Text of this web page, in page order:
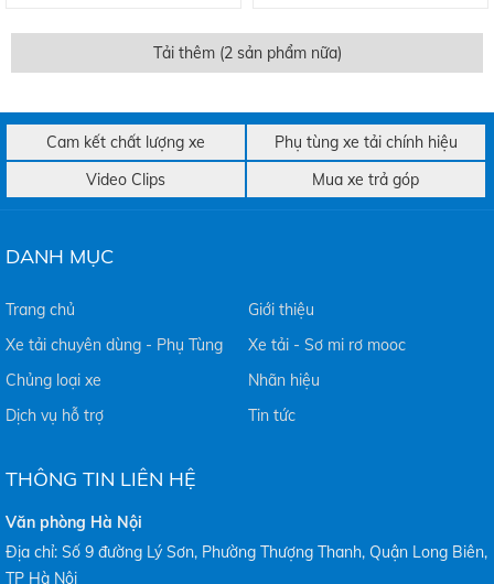
Cam kết chất lượng xe
Phụ tùng xe tải chính hiệu
Video Clips
Mua xe trả góp
DANH MỤC
Trang chủ
Giới thiệu
Xe tải chuyên dùng - Phụ Tùng
Xe tải - Sơ mi rơ mooc
Chủng loại xe
Nhãn hiệu
Dịch vụ hỗ trợ
Tin tức
THÔNG TIN LIÊN HỆ
Văn phòng Hà Nội
Địa chỉ: Số 9 đường Lý Sơn, Phường Thượng Thanh, Quận Long Biên,
TP Hà Nội